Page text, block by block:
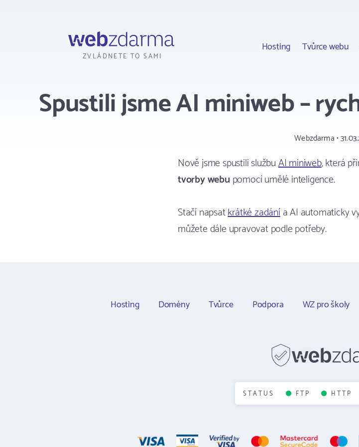
ZVLÁDNETE TO SAMI
Hosting Tvůrce webu
Spustili jsme AI miniweb –
Webzdarma •
Nově jsme spustili službuAI miniweb, která
tvorby webu pomocí umělé inteligence.
Stačí napsatkrátké zadánía AI automaticky
můžete dále upravovat podle potřeby.
Hosting Domény Tvůrce Podpora WZ pro školy
STATUS FTP HTTP